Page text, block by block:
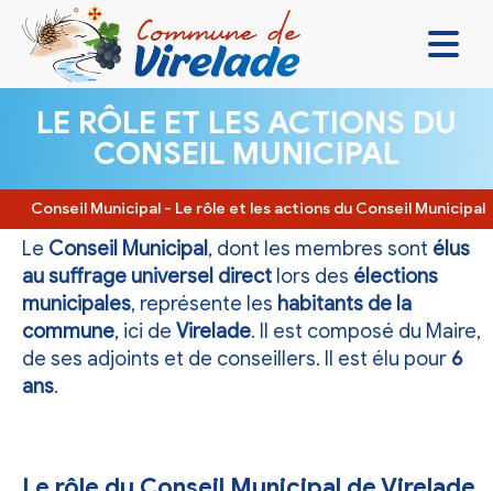
VIVRE ENSEMBLE
SE DIVERTIR
DÉCOUVRIR
CONTACT
LE RÔLE ET LES ACTIONS DU
CONSEIL MUNICIPAL
Conseil Municipal- Le rôle et les actions du Conseil Municipal
Le Conseil Municipal , dont les membres sont élus
au suffrage universel direct lors des élections
municipales, représente les habitants de la
commune, ici de Virelade. Il est composé du Maire,
de ses adjoints et de conseillers. Il est élu pour 6
ans.